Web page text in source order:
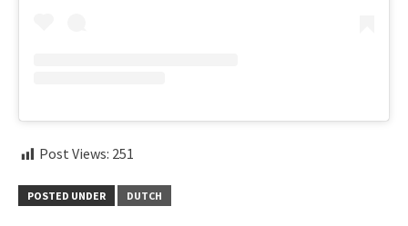
Post Views: 251
POSTED UNDER DUTCH